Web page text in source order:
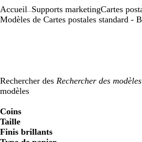
1
Accueil Supports marketingCartes
Modèles de Cartes postales standard -
Rechercher des
modèles
Coins
Taille
Finis brillants